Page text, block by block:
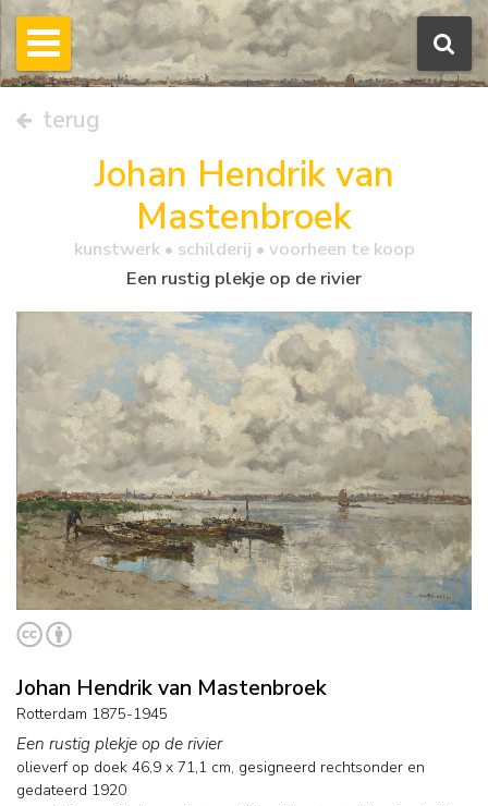
terug
Johan Hendrik van
Mastenbroek
kunstwerk • schilderij • voorheen te koop
Een rustig plekje op de rivier
Johan Hendrik van Mastenbroek
Rotterdam 1875-1945
Een rustig plekje op de rivier
olieverf op doek 46,9 x 71,1 cm, gesigneerd rechtsonder en
gedateerd 1920